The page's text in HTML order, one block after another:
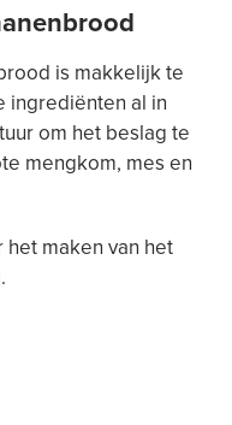
is makkelijk te
ingrediënten al in
om het beslag te
mengkom, mes en
maken van het